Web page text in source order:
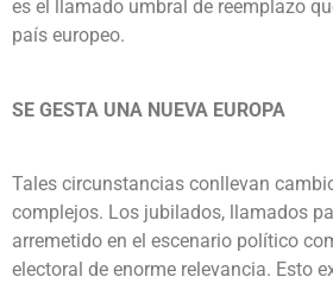
es el llamado umbral de reemplazo
país europeo.
SE GESTA UNA NUEVA EUROPA
Tales circunstancias conllevan
complejos. Los jubilados, llamados
arremetido en el escenario político
electoral de enorme relevancia. Esto